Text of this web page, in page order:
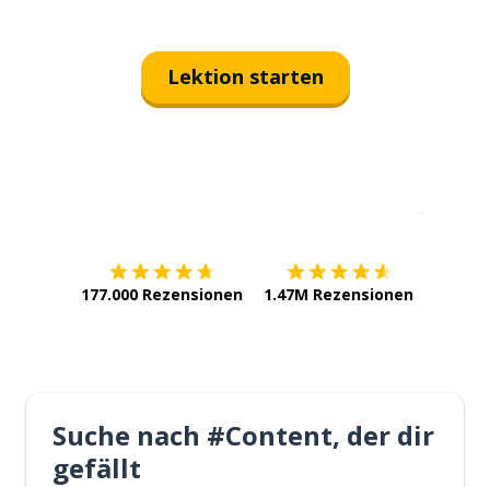
Lektion starten
177.000 Rezensionen 1.47M Rezensionen
Suche nach #Content, der dir
gefällt